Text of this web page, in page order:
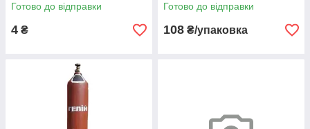
Готово до відправки
4 ₴
Готово до відправки
108 ₴/упаковка